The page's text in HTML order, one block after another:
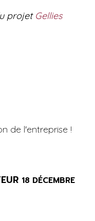
projet Gellies
de l'entreprise !
18 DÉCEMBRE